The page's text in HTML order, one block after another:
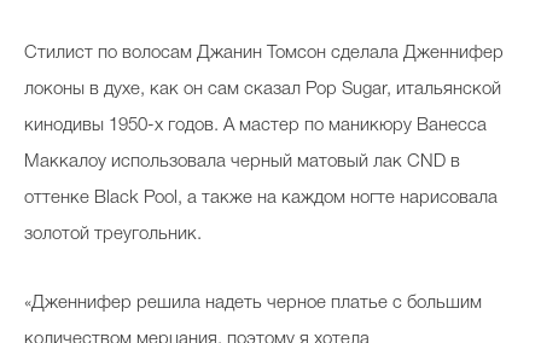
Стилист по волосам Джанин Томсон сделала Дженнифер
локоны в духе, как он сам сказал Pop Sugar, итальянской
кинодивы 1950-х годов. А мастер по маникюру Ванесса
Маккалоу использовала черный матовый лак CND в
оттенке Black Pool, а также на каждом ногте нарисовала
золотой треугольник.
«Дженнифер решила надеть черное платье с большим
количеством мерцания, поэтому я хотела